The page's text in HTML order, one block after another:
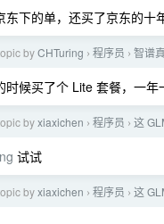
东下的单，还买了京东的十
byCHTuring › 程序员 › 智谱
时候买了个 Lite 套餐，一
byxiaxichen › 程序员 › 这
试试
byxiaxichen › 程序员 › 这